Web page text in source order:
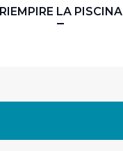
RIEMPIRE LA PISCINA